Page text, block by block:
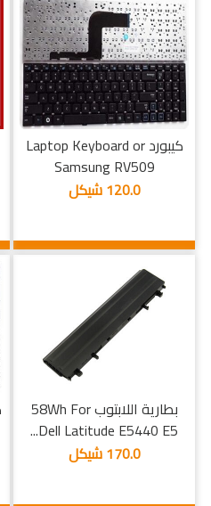
كيبورد Laptop Keyboard or
Samsung RV509
120.0 شيكل
بطارية اللابتوب 58Wh For
Dell Latitude E5440 E5...
170.0 شيكل